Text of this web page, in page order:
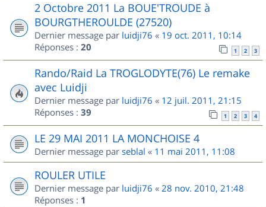
2 Octobre 2011 La BOUE'TROUDE à
BOURGTHEROULDE (27520)
Dernier message par luidji76 « 19 oct. 2011, 10:14
Réponses : 20 1 2 3
Rando/Raid La TROGLODYTE(76) Le remake
avec Luidji
Dernier message par luidji76 « 12 juil. 2011, 21:15
Réponses : 39 1 2 3 4
LE 29 MAI 2011 LA MONCHOISE 4
Dernier message par seblal « 11 mai 2011, 11:08
ROULER UTILE
Dernier message par luidji76 « 28 nov. 2010, 21:48
Réponses : 1